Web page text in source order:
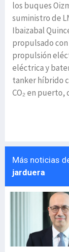
los buques
suministro de
Ibaizabal
propulsado
propulsión
eléctrica y
tanker híbrido
CO₂ en puerto,
Más noticias
jarduera